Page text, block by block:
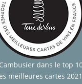
dans le top
meilleures cartes 2021